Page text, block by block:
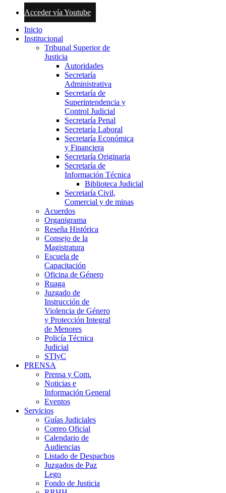
Acceder vía Youtube
Inicio
Institucional
Tribunal Superior de
Justicia
Autoridades
Secretaría
Administrativa
Secretaría de
Superintendencia y
Control Judicial
Secretaría Penal
Secretaría Laboral
Secretaría Económica
y Financiera
Secretaría Originaria
Secretaría de
Información Técnica
Biblioteca Judicial
Secretaría Civil,
Comercial y de minas
Acuerdos
Organigrama
Reseña Histórica
Consejo de la
Magistratura
Escuela de
Capacitación
Oficina de Género
Ruaga
Juzgado de
Instrucción de
Violencia de Género
y Protección Integral
de Menores
Policía Técnica
Judicial
STIyC
PRENSA
Prensa y Com.
Noticias e
Información General
Eventos
Servicios
Guías Judiciales
Correo Oficial
Calendario de
Audiencias
Listado de Despachos
Juzgados de Paz
Lego
Fondo de Justicia